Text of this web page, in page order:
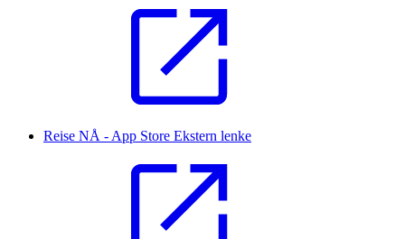
Reise NÅ - App Store Ekstern lenke